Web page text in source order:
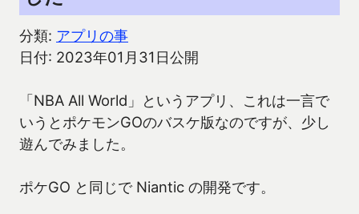
分類: アプリの事
日付: 2023年01月31日公開
「NBA All World」というアプリ、これは一言で
いうとポケモンGOのバスケ版なのですが、少し
遊んでみました。
ポケGO と同じで Niantic の開発です。